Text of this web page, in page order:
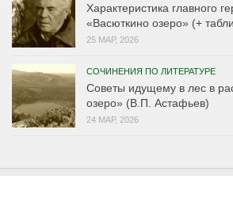
Характеристика главного
«Васюткино озеро» (+
25 МАР, 2026
СОЧИНЕНИЯ ПО ЛИТЕРАТУРЕ
Советы идущему в лес в
озеро» (В.П. Астафьев)
24 МАР, 2026